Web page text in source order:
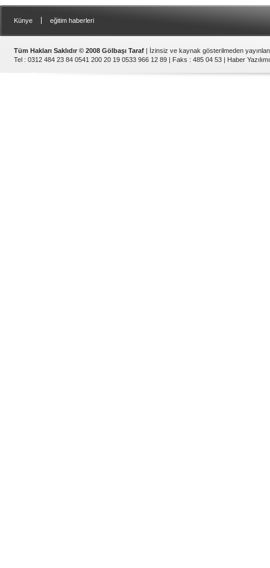
Künye eğitim haberleri
Tüm Hakları Saklıdır © 2008 Gölbaşı Taraf | İzinsiz ve kaynak gösterilmeden
Tel : 0312 484 23 84 0541 200 20 19 0533 966 12 89 | Faks : 485 04 53 | Haber Yazılımı